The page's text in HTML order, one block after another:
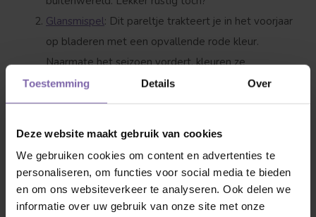
Toestemming Details Over
Deze website maakt gebruik van cookies
We gebruiken cookies om content en advertenties te
personaliseren, om functies voor social media te bieden
en om ons websiteverkeer te analyseren. Ook delen we
informatie over uw gebruik van onze site met onze
Glansmispel: Dit pareltje trakteert je in het voorjaar
op bladeren met een opvallende rode kleur.
Naarmate het seizoen vordert, kleuren ze
donkergroen, wat een mooi contrast biedt.
Portugese laurier: Deze laurier verschilt van de
en rode stengels. Bovendien produceert hij in het
vlinders aantrekken.
Olijfwilg: Ook wel bekend als 'Elaeagnus', staat de